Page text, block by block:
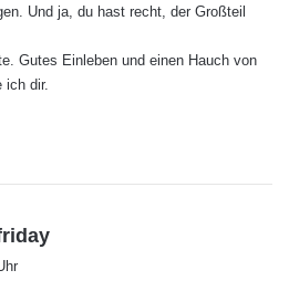
Und ja, du hast recht, der Großteil
Gutes Einleben und einen Hauch von
ich dir.